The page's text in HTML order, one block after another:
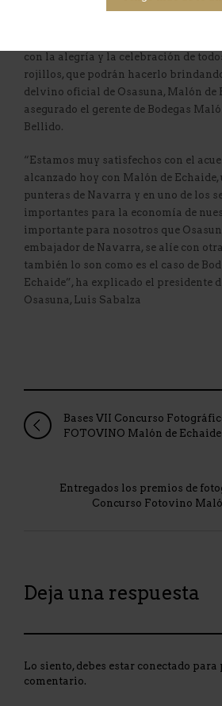
celebra su centenario. Un evento que
con la alegría y la celebración de
rojillos, que podrán hacerlo
delvino oficial de Osasuna, Malón de
asegurado el gerente de Bodegas
Bellido.
“Estamos muy satisfechos con el
alcanzado hoy con Malón de Echaide,
punteras de Navarra y en uno de los
importantes para la economía de
importante para nosotros que
embajador de Navarra, se alíe con
también lo son como es el caso de
Echaide”, ha explicado el presidente
Osasuna, Luis Sabalza
Bases VII Concurso
FOTOVINO Malón de Echaide
Entregados los premios de
Concurso Fotovino
Deja una respuesta
Lo siento, debes estar conectado para
comentario.